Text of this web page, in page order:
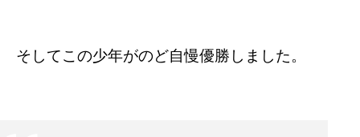
そしてこの少年がのど自慢優勝しました。